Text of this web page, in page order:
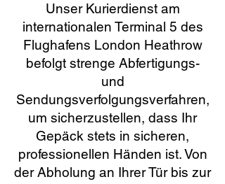
Unser Kurierdienst am
internationalen Terminal 5 des
Flughafens London Heathrow
befolgt strenge Abfertigungs-
und
Sendungsverfolgungsverfahren,
um sicherzustellen, dass Ihr
Gepäck stets in sicheren,
professionellen Händen ist. Von
der Abholung an Ihrer Tür bis zur